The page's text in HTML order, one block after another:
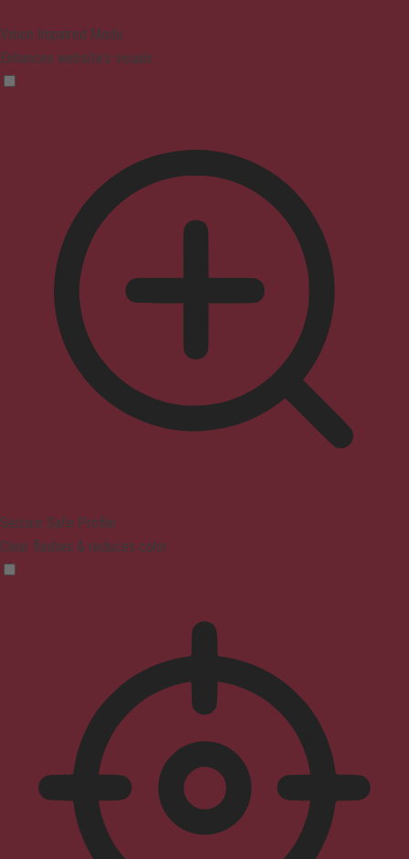
Vision Impaired Mode
Enhances website's visuals
Seizure Safe Profile
Clear flashes & reduces color